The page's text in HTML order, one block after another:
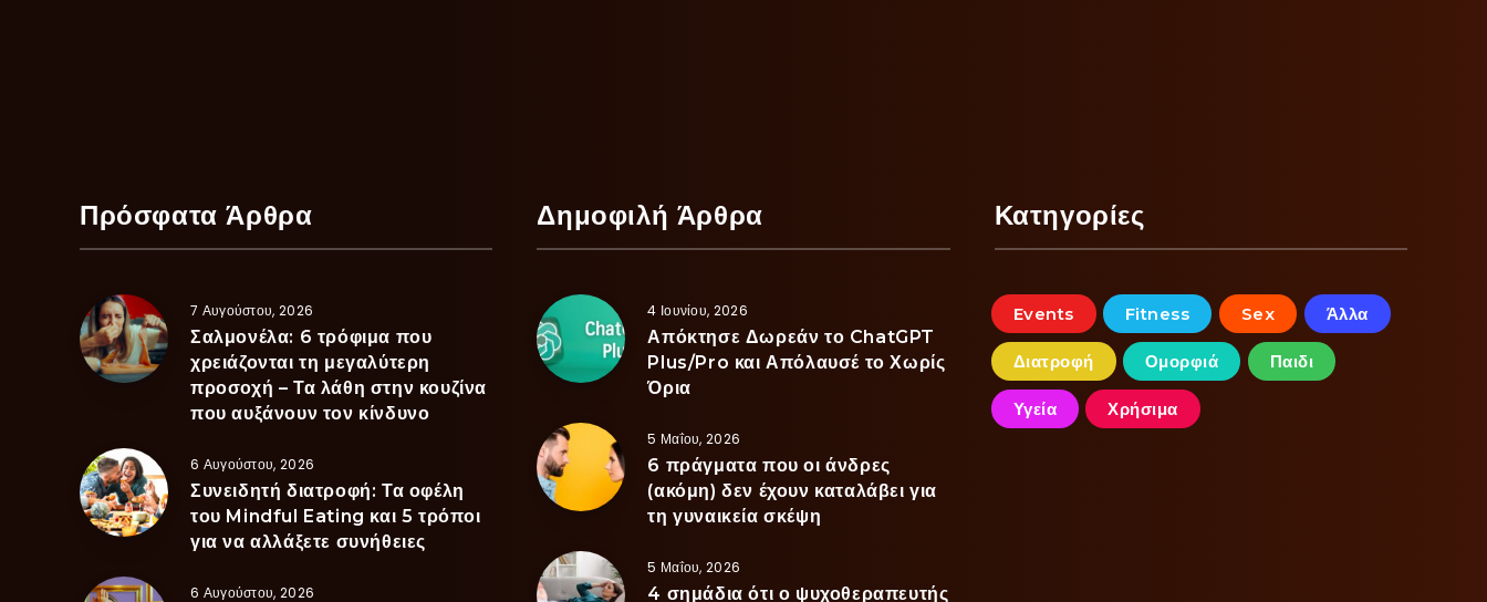
Πρόσφατα Άρθρα
7 Αυγούστου, 2026
Σαλμονέλα: 6 τρόφιμα που
χρειάζονται τη μεγαλύτερη
προσοχή – Τα λάθη στην κουζίνα
που αυξάνουν τον κίνδυνο
6 Αυγούστου, 2026
Συνειδητή διατροφή: Τα οφέλη
του Mindful Eating και 5 τρόποι
για να αλλάξετε συνήθειες
6 Αυγούστου, 2026
Δημοφιλή Άρθρα
4 Ιουνίου, 2026
Απόκτησε Δωρεάν το ChatGPT
Plus/Pro και Απόλαυσέ το Χωρίς
Όρια
5 Μαΐου, 2026
6 πράγματα που οι άνδρες
(ακόμη) δεν έχουν καταλάβει για
τη γυναικεία σκέψη
5 Μαΐου, 2026
4 σημάδια ότι ο ψυχοθεραπευτής
Κατηγορίες
Events Fitness Sex Άλλα
Διατροφή Ομορφιά Παιδι
Υγεία Χρήσιμα